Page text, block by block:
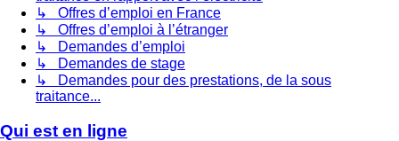
↳ Offres d’emploi en France
↳ Offres d’emploi à l’étranger
↳ Demandes d’emploi
↳ Demandes de stage
↳ Demandes pour des prestations, de la sous
traitance...
Qui est en ligne